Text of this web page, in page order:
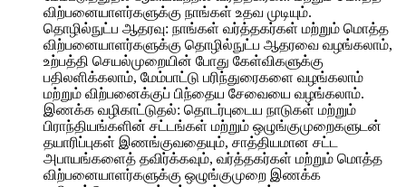
விற்பனையாளர்களுக்கு நாங்கள் உதவ முடியும்.
தொழில்நுட்ப ஆதரவு: நாங்கள் வர்த்தகர்கள் மற்றும் மொத்த
விற்பனையாளர்களுக்கு தொழில்நுட்ப ஆதரவை வழங்கலாம்,
உற்பத்தி செயல்முறையின் போது கேள்விகளுக்கு
பதிலளிக்கலாம், மேம்பாட்டு பரிந்துரைகளை வழங்கலாம்
மற்றும் விற்பனைக்குப் பிந்தைய சேவையை வழங்கலாம்.
இணக்க வழிகாட்டுதல்: தொடர்புடைய நாடுகள் மற்றும்
பிராந்தியங்களின் சட்டங்கள் மற்றும் ஒழுங்குமுறைகளுடன்
தயாரிப்புகள் இணங்குவதையும், சாத்தியமான சட்ட
அபாயங்களைத் தவிர்க்கவும், வர்த்தகர்கள் மற்றும் மொத்த
விற்பனையாளர்களுக்கு ஒழுங்குமுறை இணக்க